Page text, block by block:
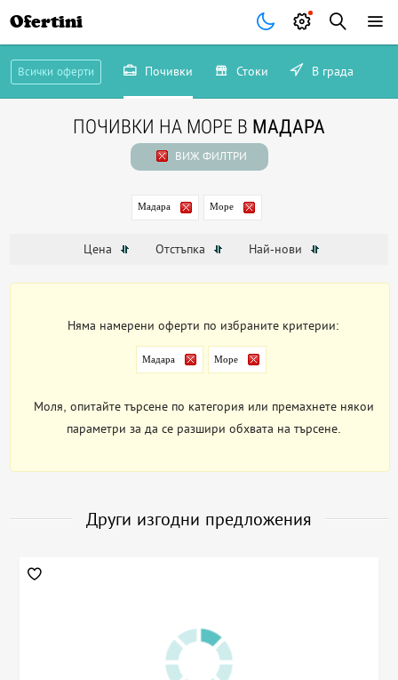
Ofertini
Всички оферти Почивки Стоки В града
ПОЧИВКИ НА МОРЕ В МАДАРА
ВИЖ ФИЛТРИ
Мадара Море
Цена Отстъпка Най-нови
Няма намерени оферти по избраните критерии:
Мадара Море
Моля, опитайте търсене по категория или премахнете някои
параметри за да се разшири обхвата на търсене.
Други изгодни предложения